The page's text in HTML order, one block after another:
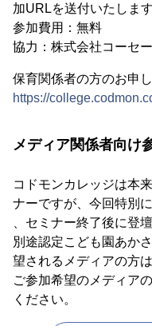
加URLを送付いたします
参加費用：無料
協力：株式会社コーセ
保育関係者の方のお申
https://
メディア関係者向け
コドモンカレッジは本
ナーですが、今回特別
、セミナー終了後に登
別途認定こども園あか
望されるメディアの方
ご参加希望のメディア
ください。